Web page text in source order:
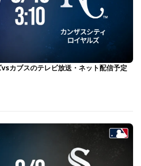
vsカブスのテレビ放送・ネット配信予定